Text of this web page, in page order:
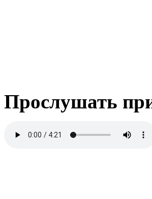
Прослушать